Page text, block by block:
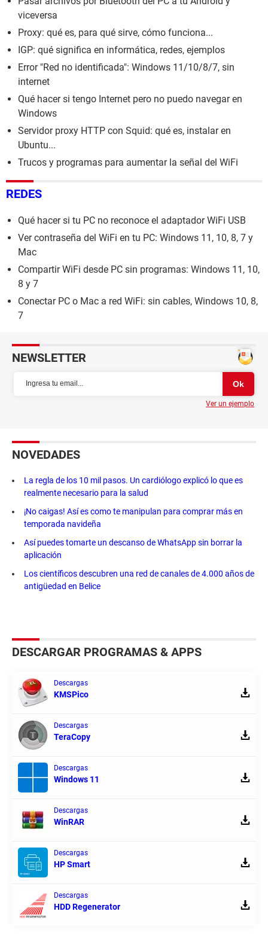
viceversa
Proxy: qué es, para qué sirve, cómo funciona...
IGP: qué significa en informática, redes, ejemplos
Error "Red no identificada": Windows 11/10/8/7, sin
internet
Qué hacer si tengo Internet pero no puedo navegar en
Windows
Servidor proxy HTTP con Squid: qué es, instalar en
Ubuntu...
Trucos y programas para aumentar la señal del WiFi
REDES
Qué hacer si tu PC no reconoce el adaptador WiFi USB
Ver contraseña del WiFi en tu PC: Windows 11, 10, 8, 7 y
Mac
Compartir WiFi desde PC sin programas: Windows 11, 10,
8 y 7
Conectar PC o Mac a red WiFi: sin cables, Windows 10, 8,
7
NEWSLETTER
Ver un ejemplo
NOVEDADES
La regla de los 10 mil pasos. Un cardiólogo explicó lo que es
realmente necesario para la salud
¡No caigas! Así es como te manipulan para comprar más en
temporada navideña
Así puedes tomarte un descanso de WhatsApp sin borrar la
aplicación
Los científicos descubren una red de canales de 4.000 años de
antigüedad en Belice
DESCARGAR PROGRAMAS & APPS
Descargas
KMSPico
Descargas
TeraCopy
Descargas
Windows 11
Descargas
WinRAR
Descargas
HP Smart
Descargas
HDD Regenerator